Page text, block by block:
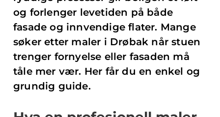
og forlenger levetiden på både
fasade og innvendige flater. Mange
søker etter maler i Drøbak når stuen
trenger fornyelse eller fasaden må
tåle mer vær. Her får du en enkel og
grundig guide.